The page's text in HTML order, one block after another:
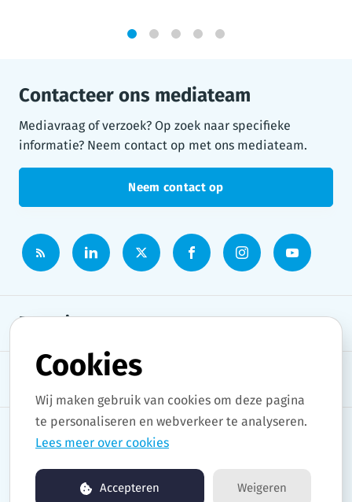
Contacteer ons mediateam
Mediavraag of verzoek? Op zoek naar specifieke
informatie? Neem contact op met ons mediateam.
Neem contact op
Persruimte
Onderwerpen
Copyright © 2026 Stad Gent. All rights reserved.
Cookies
Wij maken gebruik van cookies om deze pagina
te personaliseren en webverkeer te analyseren.
Lees meer over cookies
Accepteren Weigeren